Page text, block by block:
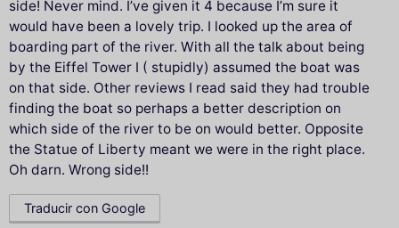
side! Never mind. I’ve given it 4 because I’m sure it
would have been a lovely trip. I looked up the area of
boarding part of the river. With all the talk about being
by the Eiffel Tower I ( stupidly) assumed the boat was
on that side. Other reviews I read said they had trouble
finding the boat so perhaps a better description on
which side of the river to be on would better. Opposite
the Statue of Liberty meant we were in the right place.
Oh darn. Wrong side!!
Traducir con Google